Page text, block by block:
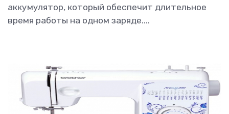
аккумулятор, который обеспечит длительное
время работы на одном заряде....